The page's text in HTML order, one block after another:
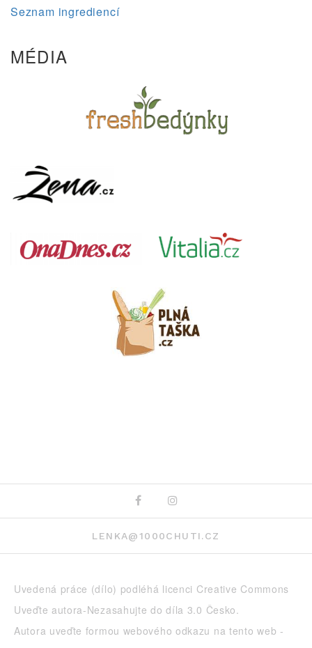
Seznam ingrediencí
MÉDIA
Uvedená práce (dílo) podléhá licenci Creative Commons
Uveďte autora-Nezasahujte do díla 3.0 Česko.
Autora uveďte formou webového odkazu na tento web -
FacebookInstagram
LENKA@1000CHUTI.CZ